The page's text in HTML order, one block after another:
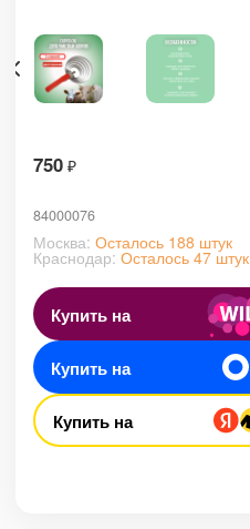
750 ₽
84000076
Москва: Осталось 188 штук
Краснодар: Осталось 47 штук
Купить на
Купить на
Купить на